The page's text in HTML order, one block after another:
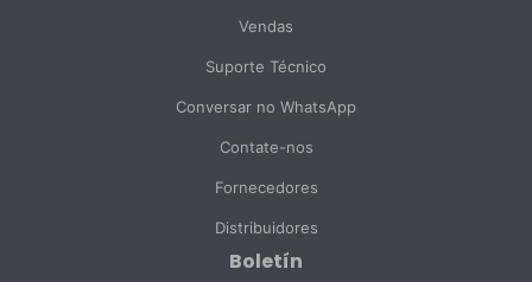
Vendas
Suporte Técnico
Conversar no WhatsApp
Contate-nos
Fornecedores
Distribuidores
Boletín